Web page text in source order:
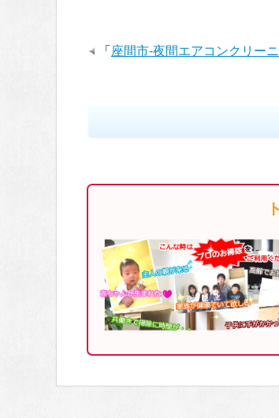
「 座間市-夜間エアコンクリー